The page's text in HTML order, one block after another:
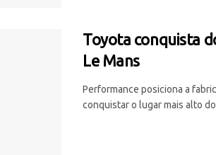
Toyota conquista
Le Mans
Performance posiciona a
conquistar o lugar mais alto